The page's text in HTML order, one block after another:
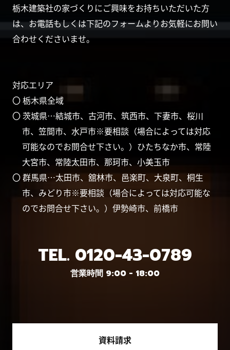
栃木建築社の家づくりにご興味をお持ちいただいた方
は、お電話もしくは下記のフォームよりお気軽にお問い
合わせくださいませ。
対応エリア
〇 栃木県全域
〇 茨城県…結城市、古河市、筑西市、下妻市、桜川
市、笠間市、水戸市※要相談（場合によっては対応
可能なのでお問合せ下さい。）ひたちなか市、常陸
大宮市、常陸太田市、那珂市、小美玉市
〇 群馬県…太田市、舘林市、邑楽町、大泉町、桐生
市、みどり市※要相談（場合によっては対応可能な
のでお問合せ下さい。）伊勢崎市、前橋市
TEL. 0120-43-0789
営業時間 9:00 - 18:00
資料請求